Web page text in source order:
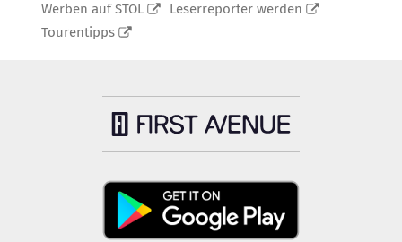
Werben auf STOL
Leserreporter werden
Tourentipps